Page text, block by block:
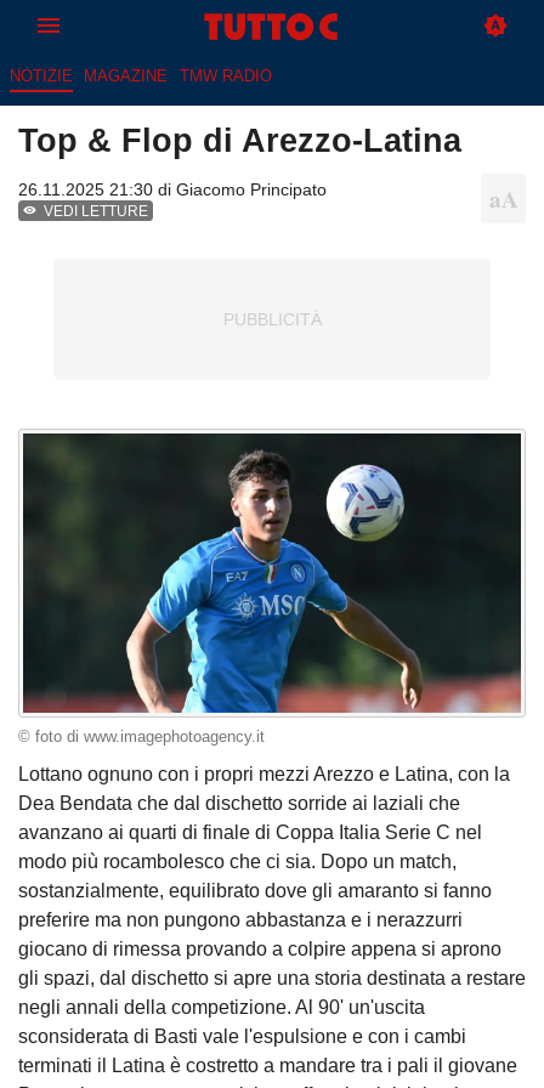
NOTIZIE MAGAZINE TMW RADIO
Top & Flop di Arezzo-Latina
26.11.2025 21:30 di Giacomo Principato
VEDI LETTURE
© foto di www.imagephotoagency.it
Lottano ognuno con i propri mezzi Arezzo e Latina, con la
Dea Bendata che dal dischetto sorride ai laziali che
avanzano ai quarti di finale di Coppa Italia Serie C nel
modo più rocambolesco che ci sia. Dopo un match,
sostanzialmente, equilibrato dove gli amaranto si fanno
preferire ma non pungono abbastanza e i nerazzurri
giocano di rimessa provando a colpire appena si aprono
gli spazi, dal dischetto si apre una storia destinata a restare
negli annali della competizione. Al 90' un'uscita
sconsiderata di Basti vale l'espulsione e con i cambi
terminati il Latina è costretto a mandare tra i pali il giovane